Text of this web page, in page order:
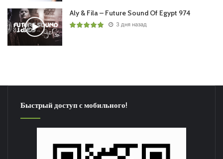
Aly & Fila – Future Sound Of Egypt 974
3 дня назад
Быстрый доступ с мобильного!